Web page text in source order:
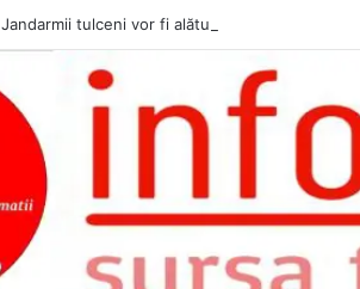
Jandarmii tulceni vor fi alături de cetățenii care